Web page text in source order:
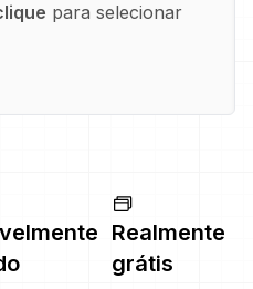
para selecionar
Realmente
grátis